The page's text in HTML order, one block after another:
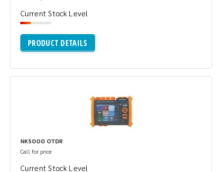
Current Stock Level
PRODUCT DETAILS
NK5000 OTDR
Call for price
Current Stock Level